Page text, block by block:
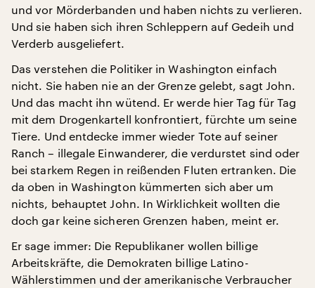
und vor Mörderbanden und haben nichts zu verlieren.
Und sie haben sich ihren Schleppern auf Gedeih und
Verderb ausgeliefert.
Das verstehen die Politiker in Washington einfach
nicht. Sie haben nie an der Grenze gelebt, sagt John.
Und das macht ihn wütend. Er werde hier Tag für Tag
mit dem Drogenkartell konfrontiert, fürchte um seine
Tiere. Und entdecke immer wieder Tote auf seiner
Ranch – illegale Einwanderer, die verdurstet sind oder
bei starkem Regen in reißenden Fluten ertranken. Die
da oben in Washington kümmerten sich aber um
nichts, behauptet John. In Wirklichkeit wollten die
doch gar keine sicheren Grenzen haben, meint er.
Er sage immer: Die Republikaner wollen billige
Arbeitskräfte, die Demokraten billige Latino-
Wählerstimmen und der amerikanische Verbraucher